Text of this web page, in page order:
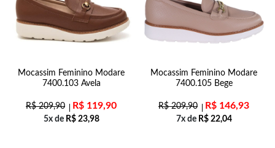
Mocassim Feminino Modare
7400.103 Avela
R$209,90 R$ 119,90
5x de R$23,98
Mocassim Feminino Modare
7400.105 Bege
R$209,90 R$ 146,93
7x de R$22,04